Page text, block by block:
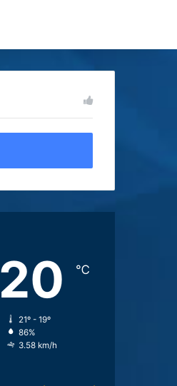
20 ℃
21º - 19º
86%
3.58 km/h